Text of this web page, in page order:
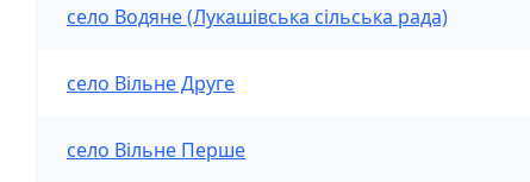
село Водяне (Лукашівська сільська рада)
село Вільне Друге
село Вільне Перше